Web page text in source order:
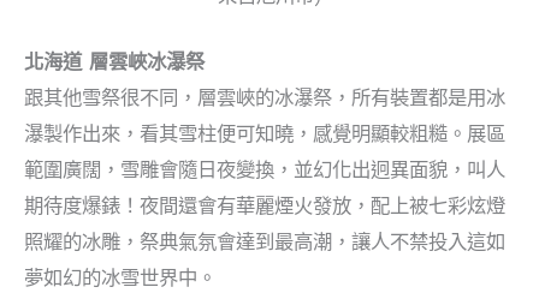
北海道 層雲峽冰瀑祭
跟其他雪祭很不同，層雲峽的冰瀑祭，所有裝置都是用冰
瀑製作出來，看其雪柱便可知曉，感覺明顯較粗糙。展區
範圍廣闊，雪雕會隨日夜變換，並幻化出迥異面貌，叫人
期待度爆錶！夜間還會有華麗煙火發放，配上被七彩炫燈
照耀的冰雕，祭典氣氛會達到最高潮，讓人不禁投入這如
夢如幻的冰雪世界中。